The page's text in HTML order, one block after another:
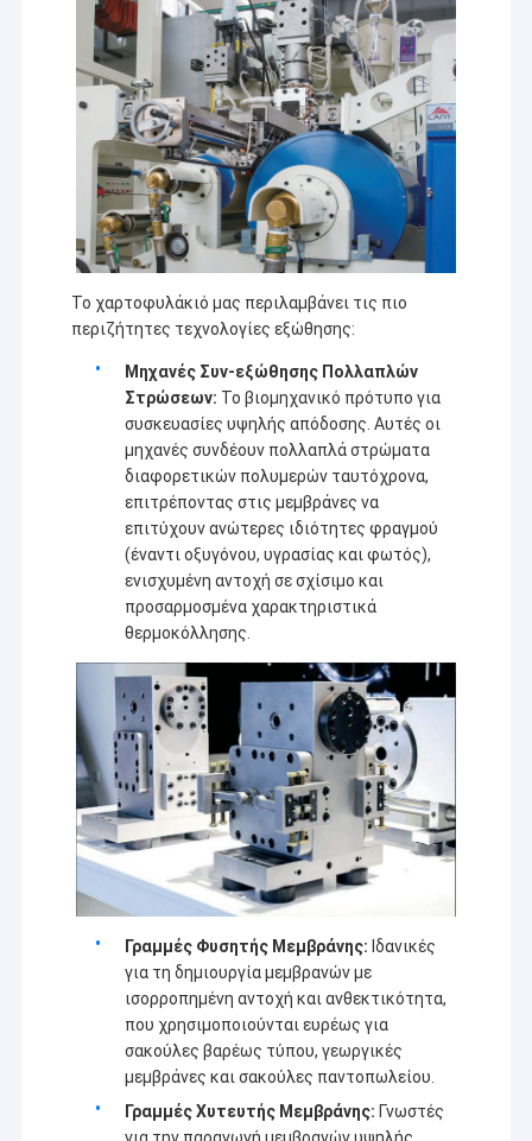
Προϊόντα
Περίπου εμείς
Το χαρτοφυλάκιό μας περιλαμβάνει τις πιο
περιζήτητες τεχνολογίες εξώθησης:
Μηχανές Συν-εξώθησης Πολλαπλών
Στρώσεων: Το βιομηχανικό πρότυπο για
συσκευασίες υψηλής απόδοσης. Αυτές οι
μηχανές συνδέουν πολλαπλά στρώματα
διαφορετικών πολυμερών ταυτόχρονα,
επιτρέποντας στις μεμβράνες να
επιτύχουν ανώτερες ιδιότητες φραγμού
(έναντι οξυγόνου, υγρασίας και φωτός),
ενισχυμένη αντοχή σε σχίσιμο και
προσαρμοσμένα χαρακτηριστικά
θερμοκόλλησης.
Γραμμές Φυσητής Μεμβράνης: Ιδανικές
για τη δημιουργία μεμβρανών με
ισορροπημένη αντοχή και ανθεκτικότητα,
που χρησιμοποιούνται ευρέως για
σακούλες βαρέως τύπου, γεωργικές
μεμβράνες και σακούλες παντοπωλείου.
Γραμμές Χυτευτής Μεμβράνης: Γνωστές
Η Jiangsu Laiyi Packing Machinery Co., Ltd ιδρύθηκε το
2007 και μετακόμισε στην επαρχία Jintan το 2015. The
new factory with enlarged scale and advanced
technology has improved its brand influence and become